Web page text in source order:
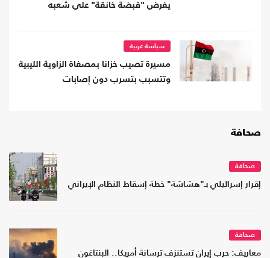
يفرض "قبضة خانقة" على شعبه
سياسة عربية
مسيرة تصيب خزانا بمصفاة الزاوية الليبية
وتتسبب بتسرب دون إصابات
صحافة
صحافة
إقرار إسرائيلي بـ"هشاشة" خطة إسقاط النظام الإيراني
صحافة
معاريف: حرب إيران تستنزف ترسانة أمريكا.. البنتاغون